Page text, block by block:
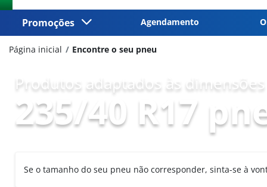
Promoções Agendamento
Página inicial Encontre o seu pneu
Produtos adaptados às dimensões
235/40 R17
Se o tamanho do seu pneu não corresponder, sinta-se à